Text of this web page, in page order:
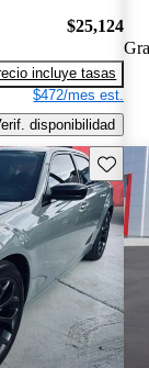
$25,124
incluye tasas
$472/mes est.
disponibilidad
Guarda